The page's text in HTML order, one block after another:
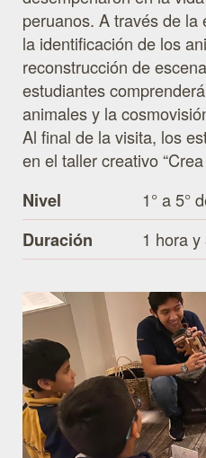
peruanos. A través de la
la identificación de los
reconstrucción de
estudiantes
animales y la
Al final de la visita, los
en el taller creativo
Nivel
1° a 5°
Duración
1 hora